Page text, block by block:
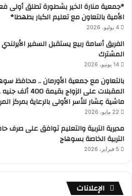
*جمعية منارة الخير بشطورة تطلق أولى
الأمية بالتعاون مع تعليم الكبار بطهطا*
4 يوليو، 2026
الفريق أسامة ربيع يستقبل السفير
المشترك
14 يونيو، 2026
ماشية عِشار للأسر الأولى بالرعاية بمركز
22 مايو، 2026
مديرية التربية والتعليم توافق على صرف
التربية الخاصة بسوهاج
5 فبراير، 2026
الإعلانات